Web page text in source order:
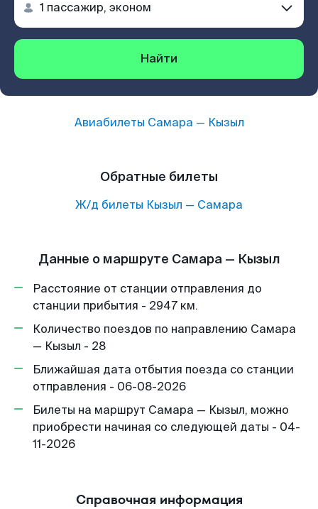
Найти
Авиабилеты Самара — Кызыл
Обратные билеты
Ж/д билеты Кызыл — Самара
Данные о маршруте Самара — Кызыл
Расстояние от станции отправления до
станции прибытия - 2947 км.
Количество поездов по направлению Самара
— Кызыл - 28
Ближайшая дата отбытия поезда со станции
отправления - 06-08-2026
Билеты на маршрут Самара — Кызыл, можно
приобрести начиная со следующей даты - 04-
11-2026
Справочная информация